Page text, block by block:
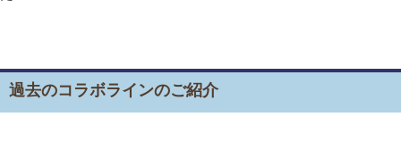
過去のコラボラインのご紹介